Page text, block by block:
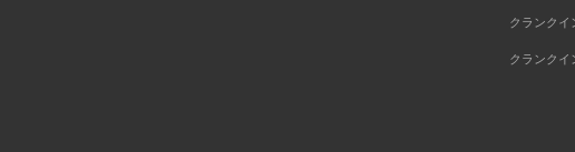
クランクイ
クランクイ